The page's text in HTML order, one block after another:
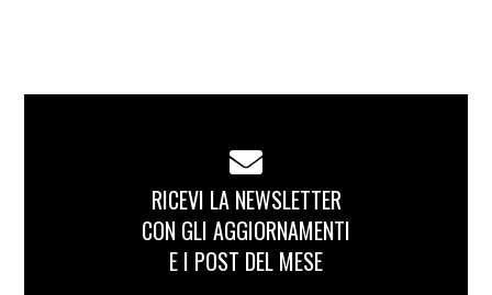
RICEVI LA NEWSLETTER
CON GLI AGGIORNAMENTI
E I POST DEL MESE